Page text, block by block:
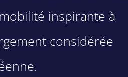
inspirante à
considérée